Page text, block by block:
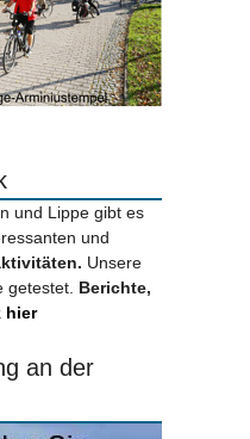
und Lippe gibt es
und
Unsere
getestet. Berichte,
hier
an der